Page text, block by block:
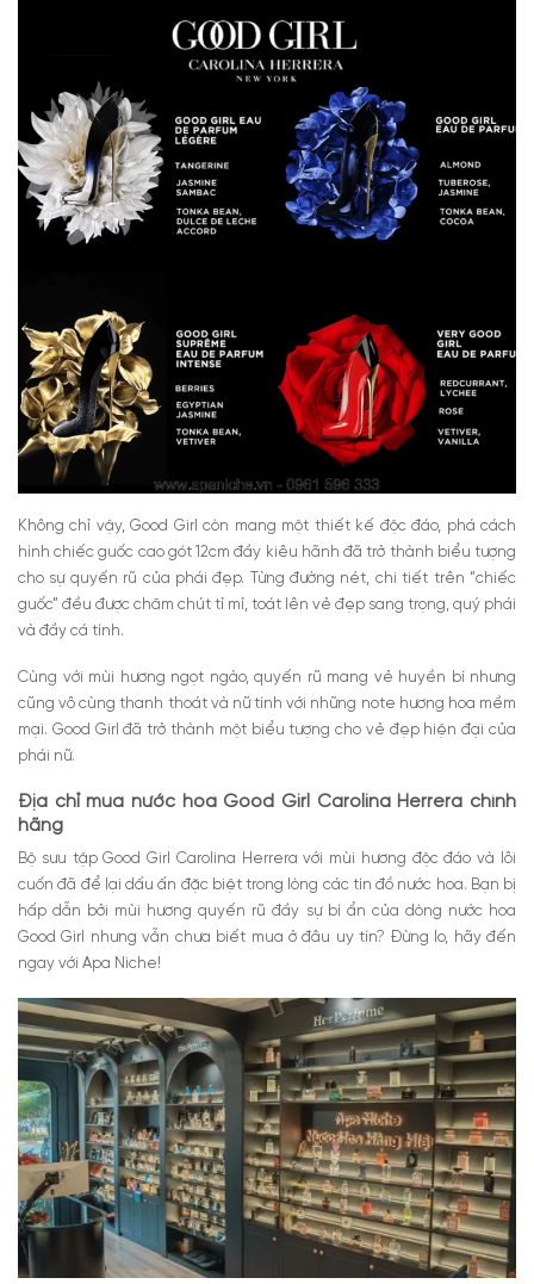
Không chỉ vậy, Good Girl còn mang một thiết kế độc đáo, phá cách
hình chiếc guốc cao gót 12cm đầy kiêu hãnh đã trở thành biểu tượng
cho sự quyến rũ của phái đẹp. Từng đường nét, chi tiết trên “chiếc
guốc” đều được chăm chút tỉ mỉ, toát lên vẻ đẹp sang trọng, quý phái
và đầy cá tính.
Cùng với mùi hương ngọt ngào, quyến rũ mang vẻ huyền bí nhưng
cũng vô cùng thanh thoát và nữ tính với những note hương hoa mềm
mại. Good Girl đã trở thành một biểu tượng cho vẻ đẹp hiện đại của
phái nữ.
Địa chỉ mua nước hoa Good Girl Carolina Herrera chính
hãng
Bộ sưu tập Good Girl Carolina Herrera với mùi hương độc đáo và lôi
cuốn đã để lại dấu ấn đặc biệt trong lòng các tín đồ nước hoa. Bạn bị
hấp dẫn bởi mùi hương quyến rũ đầy sự bí ẩn của dòng nước hoa
Good Girl nhưng vẫn chưa biết mua ở đâu uy tín? Đừng lo, hãy đến
ngay với Apa Niche!